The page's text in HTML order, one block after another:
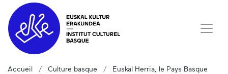
Accueil Culture basque
Euskal Herria, le Pays Basque